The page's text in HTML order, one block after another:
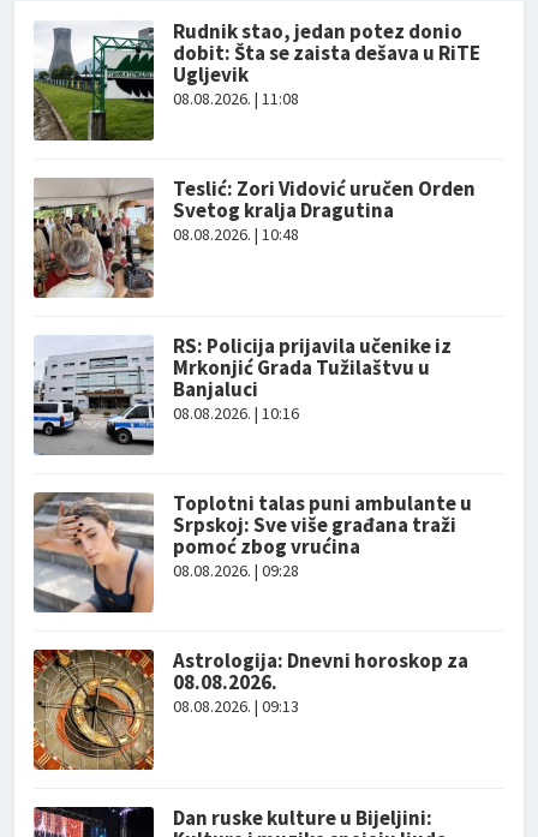
Rudnik stao, jedan potez donio
dobit: Šta se zaista dešava u RiTE
Ugljevik
08.08.2026. | 11:08
Teslić: Zori Vidović uručen Orden
Svetog kralja Dragutina
08.08.2026. | 10:48
RS: Policija prijavila učenike iz
Mrkonjić Grada Tužilaštvu u
Banjaluci
08.08.2026. | 10:16
Toplotni talas puni ambulante u
Srpskoj: Sve više građana traži
pomoć zbog vrućina
08.08.2026. | 09:28
Astrologija: Dnevni horoskop za
08.08.2026.
08.08.2026. | 09:13
Dan ruske kulture u Bijeljini: